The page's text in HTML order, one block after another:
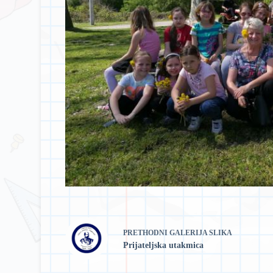
PRETHODNIGALERIJA SLIKA
Prijateljska utakmica